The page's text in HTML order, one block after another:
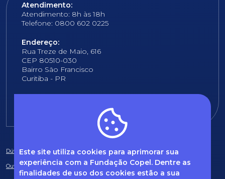
Este site utiliza cookies para aprimorar sua
experiência com a Fundação Copel. Dentre as
finalidades de uso dos cookies estão a sua
Atendimento:
Atendimento: 8h às 18h
Telefone: 0800 602 0225
Endereço:
Rua Treze de Maio, 616
CEP 80510-030
Bairro São Francisco
Curitiba - PR
Dúvidas frequentes
Ouvidoria